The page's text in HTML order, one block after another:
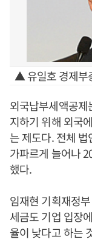
▲ 유일호 경제부
외국납부세액공
지하기 위해 외국
는 제도다. 전체
가파르게 늘어나
했다.
임재현 기획재정
세금도 기업 입장
율이 낮다고 하는